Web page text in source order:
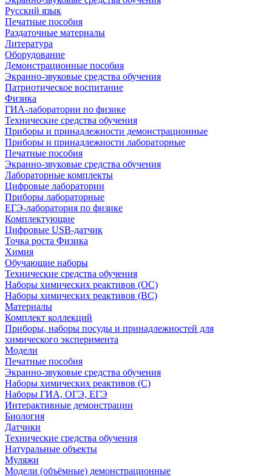
Русский язык
Печатные пособия
Раздаточные материалы
Литература
Оборудование
Демонстрационные пособия
Экранно-звуковые средства обучения
Патриотическое воспитание
Физика
ГИА-лаборатории по физике
Технические средства обучения
Приборы и принадлежности демонстрационные
Приборы и принадлежности лабораторные
Печатные пособия
Экранно-звуковые средства обучения
Лабораторные комплекты
Цифровые лаборатории
Приборы лабораторные
ЕГЭ-лаборатория по физике
Комплектующие
Цифровые USB-датчик
Точка роста Физика
Химия
Обучающие наборы
Технические средства обучения
Наборы химических реактивов (ОС)
Наборы химических реактивов (ВС)
Материалы
Комплект коллекций
Приборы, наборы посуды и принадлежностей для
химического эксперимента
Модели
Печатные пособия
Экранно-звуковые средства обучения
Наборы химических реактивов (С)
Наборы ГИА, ОГЭ, ЕГЭ
Интерактивные демонстрации
Биология
Датчики
Технические средства обучения
Натуральные объекты
Муляжи
Модели (объёмные) демонстрационные